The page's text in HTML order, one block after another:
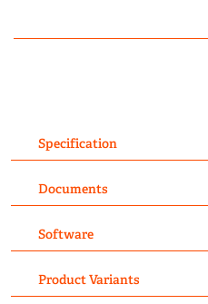
Specification
Documents
Software
Product Variants